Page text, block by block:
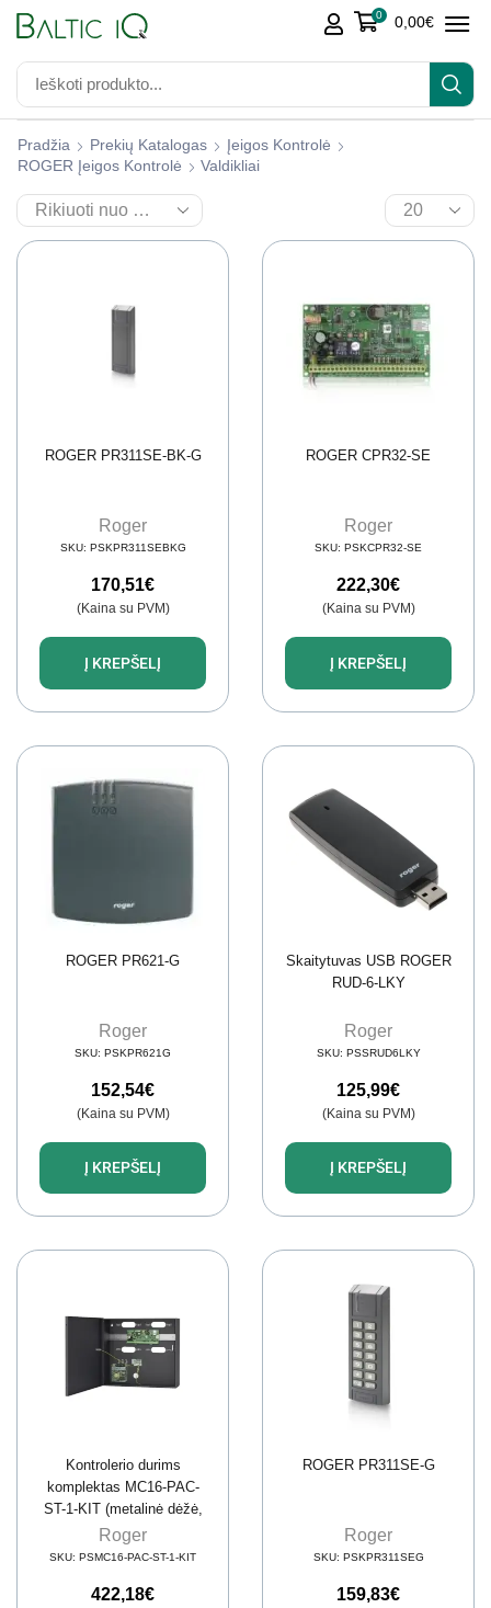
0 0,00€
Pradžia Prekių Katalogas
Įeigos Kontrolė
ROGER Įeigos Kontrolė
Valdikliai
ROGER PR311SE-BK-G
Roger
SKU: PSKPR311SEBKG
170,51€
(Kaina su PVM)
Į KREPŠELĮ
ROGER CPR32-SE
Roger
SKU: PSKCPR32-SE
222,30€
(Kaina su PVM)
Į KREPŠELĮ
ROGER PR621-G
Roger
SKU: PSKPR621G
152,54€
(Kaina su PVM)
Į KREPŠELĮ
Skaitytuvas USB ROGER
RUD-6-LKY
Roger
SKU: PSSRUD6LKY
125,99€
(Kaina su PVM)
Į KREPŠELĮ
Kontrolerio durims
komplektas MC16-PAC-
ST-1-KIT (metalinė dėžė,
PS4D, MCX4D)
Roger
SKU: PSMC16-PAC-ST-1-KIT
422,18€
ROGER PR311SE-G
Roger
SKU: PSKPR311SEG
159,83€